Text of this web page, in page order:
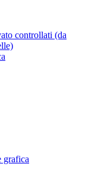
controllati (da
grafica